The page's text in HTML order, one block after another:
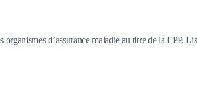
d’assurance maladie au titre de la LPP.